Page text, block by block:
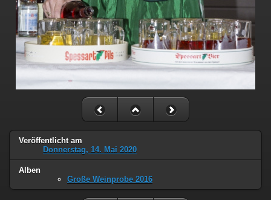
Veröffentlicht am
Donnerstag, 14. Mai 2020
Alben
Große Weinprobe 2016